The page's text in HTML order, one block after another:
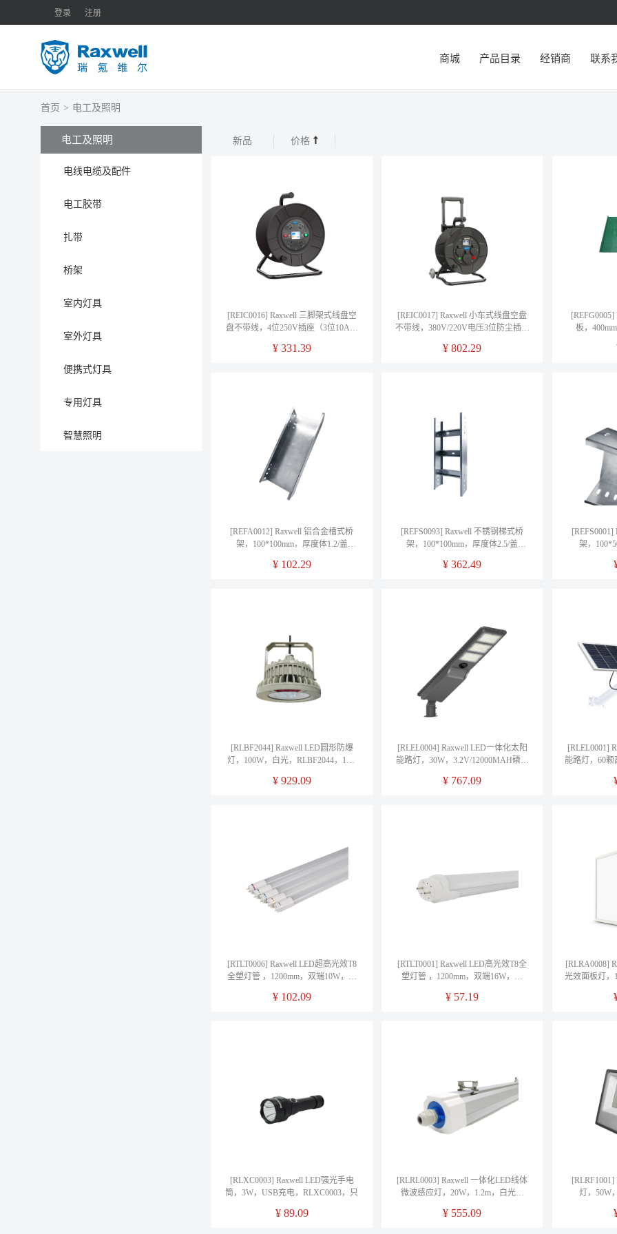
登录 注册
商城 产品目录 经销商 联系
首页 > 电工及照明
电工及照明
电线电缆及配件
电工胶带
扎带
桥架
室内灯具
室外灯具
便携式灯具
专用灯具
智慧照明
新品 价格
[REIC0016] Raxwell 三脚架式线盘空
盘不带线，4位250V插座（3位10A五
1台
¥ 331.39
[REIC0017] Raxwell 小车式线盘空盘
不带线，380V/220V电压3位防尘插座
台
¥ 802.29
板，
[REFA0012] Raxwell 铝合金槽式桥
架，100*100mm，厚度体1.2/盖
REFA0012（默认2米/根）
¥ 102.29
[REFS0093] Raxwell 不锈钢梯式桥
架，100*100mm，厚度体2.5/盖
REFS0093（默认2米/根）
¥ 362.49
架，
[RLBF2044] Raxwell LED圆形防爆
灯，100W，白光，RLBF2044，1个/
¥ 929.09
[RLEL0004] Raxwell LED一体化太阳
能路灯，30W，3.2V/12000MAH磷酸
卖规格1个
¥ 767.09
[RLEL0001]
能路灯，60
铁锂
[RTLT0006] Raxwell LED超高光效T8
全塑灯管 ，1200mm，双端10W，白
¥ 102.09
[RTLT0001] Raxwell LED高光效T8全
塑灯管 ，1200mm，双端16W，白
¥ 57.19
[RLRA0008]
光效面板灯，
[RLXC0003] Raxwell LED强光手电
筒，3W，USB充电，RLXC0003，只
¥ 89.09
[RLRL0003] Raxwell 一体化LED线体
微波感应灯，20W，1.2m，白光，
¥ 555.09
灯，50W